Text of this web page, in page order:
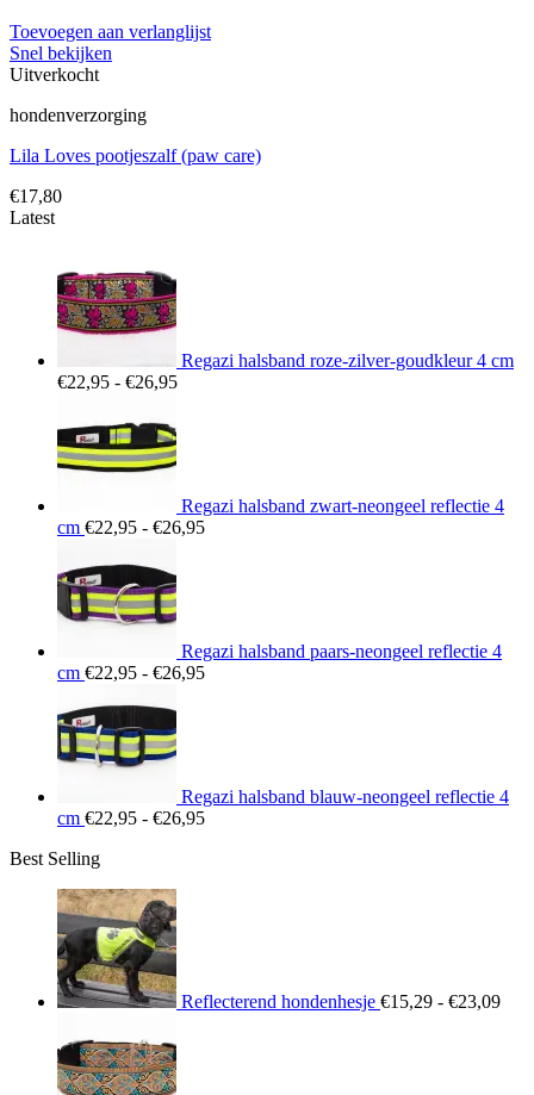
Toevoegen aan verlanglijst
Snel bekijken
Uitverkocht
hondenverzorging
Lila Loves pootjeszalf (paw care)
€17,80
Latest
Regazi halsband roze-zilver-goudkleur 4 cm
€22,95 - €26,95Prijsklasse:
Regazi halsband zwart-neongeel reflectie 4
cm €22,95 - €26,95Prijsklasse:
Regazi halsband paars-neongeel reflectie 4
cm €22,95 - €26,95Prijsklasse:
Regazi halsband blauw-neongeel reflectie 4
cm €22,95 - €26,95Prijsklasse:
Best Selling
Reflecterend hondenhesje €15,29 - €23,09